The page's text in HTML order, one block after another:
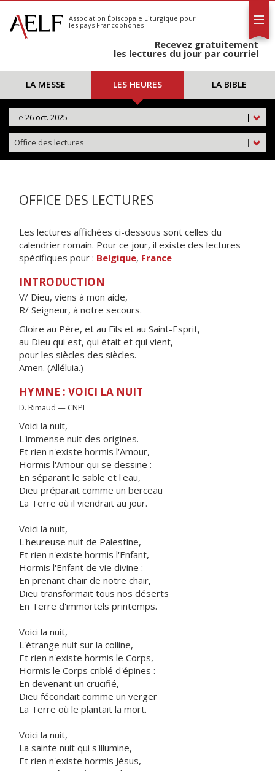
S'abonner
Calendrier
Association Épiscopale Liturgique pour
les pays Francophones
Recevez gratuitement
les lectures du jour par courriel
LA MESSE LES HEURES LA BIBLE
|
Le 26 oct. 2025
|
Office des lectures
OFFICE DES LECTURES
Les lectures affichées ci-dessous sont celles du
calendrier romain. Pour ce jour, il existe des lectures
spécifiques pour : Belgique, France
INTRODUCTION
V/ Dieu, viens à mon aide,
R/ Seigneur, à notre secours.
Gloire au Père, et au Fils et au Saint-Esprit,
au Dieu qui est, qui était et qui vient,
pour les siècles des siècles.
Amen. (Alléluia.)
HYMNE : VOICI LA NUIT
D. Rimaud — CNPL
Voici la nuit,
L'immense nuit des origines.
Et rien n'existe hormis l'Amour,
Hormis l'Amour qui se dessine :
En séparant le sable et l'eau,
Dieu préparait comme un berceau
La Terre où il viendrait au jour.
Voici la nuit,
L'heureuse nuit de Palestine,
Et rien n'existe hormis l'Enfant,
Hormis l'Enfant de vie divine :
En prenant chair de notre chair,
Dieu transformait tous nos déserts
En Terre d'immortels printemps.
Voici la nuit,
L'étrange nuit sur la colline,
Et rien n'existe hormis le Corps,
Hormis le Corps criblé d'épines :
En devenant un crucifié,
Dieu fécondait comme un verger
La Terre où le plantait la mort.
Voici la nuit,
La sainte nuit qui s'illumine,
Et rien n'existe hormis Jésus,